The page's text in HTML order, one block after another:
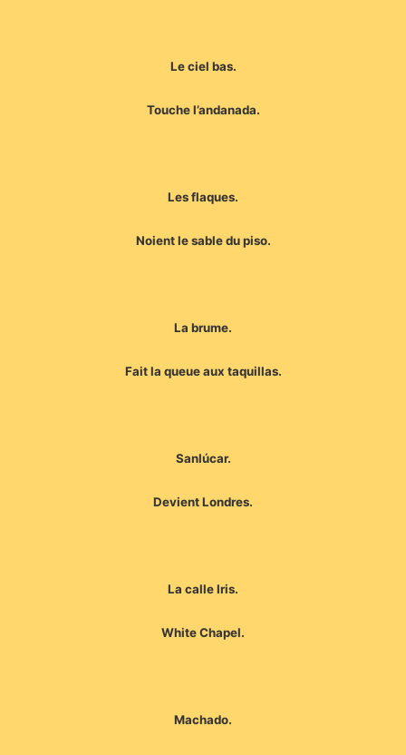
Le ciel bas.
Touche l’andanada.
Les flaques.
Noient le sable du piso.
La brume.
Fait la queue aux taquillas.
Sanlúcar.
Devient Londres.
La calle Iris.
White Chapel.
Machado.